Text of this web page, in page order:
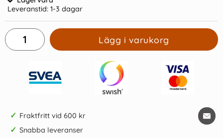
Leveranstid: 1-3 dagar
Lägg i varukorg
✓ Fraktfritt vid 600 kr
✓ Snabba leveranser